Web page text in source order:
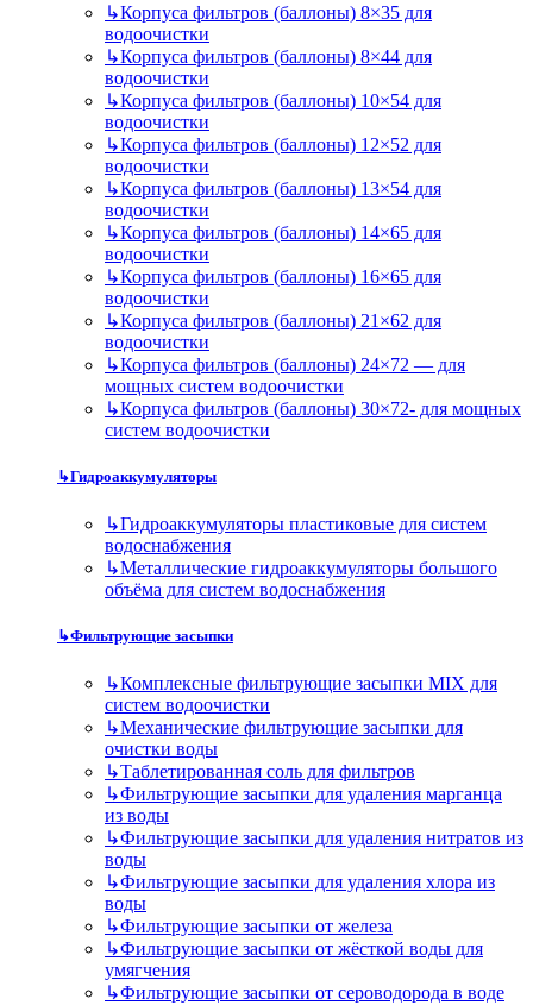
↳Корпуса фильтров (баллоны) 8×35 для
водоочистки
↳Корпуса фильтров (баллоны) 8×44 для
водоочистки
↳Корпуса фильтров (баллоны) 10×54 для
водоочистки
↳Корпуса фильтров (баллоны) 12×52 для
водоочистки
↳Корпуса фильтров (баллоны) 13×54 для
водоочистки
↳Корпуса фильтров (баллоны) 14×65 для
водоочистки
↳Корпуса фильтров (баллоны) 16×65 для
водоочистки
↳Корпуса фильтров (баллоны) 21×62 для
водоочистки
↳Корпуса фильтров (баллоны) 24×72 — для
мощных систем водоочистки
↳Корпуса фильтров (баллоны) 30×72- для мощных
систем водоочистки
↳Гидроаккумуляторы
↳Гидроаккумуляторы пластиковые для систем
водоснабжения
↳Металлические гидроаккумуляторы большого
объёма для систем водоснабжения
↳Фильтрующие засыпки
↳Комплексные фильтрующие засыпки MIX для
систем водоочистки
↳Механические фильтрующие засыпки для
очистки воды
↳Таблетированная соль для фильтров
↳Фильтрующие засыпки для удаления марганца
из воды
↳Фильтрующие засыпки для удаления нитратов из
воды
↳Фильтрующие засыпки для удаления хлора из
воды
↳Фильтрующие засыпки от железа
↳Фильтрующие засыпки от жёсткой воды для
умягчения
↳Фильтрующие засыпки от сероводорода в воде